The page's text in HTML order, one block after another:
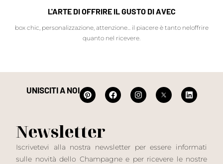
L'ARTE DI OFFRIRE IL GUSTO DI AVEC
box chic, personalizzazione, attenzione... il piacere è tanto neloffrire
quanto nel ricevere.
UNISCITI A NOI
Newsletter
Iscrivetevi alla nostra newsletter per essere informati
sulle novità dello Champagne e per ricevere le nostre